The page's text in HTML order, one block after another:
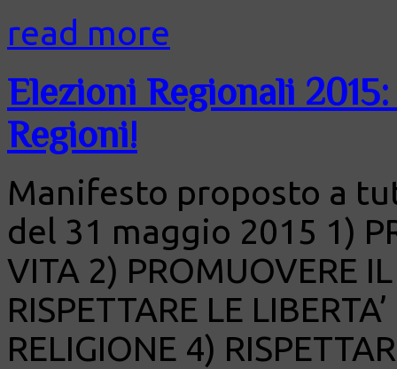
read more
Elezioni Regionali
Regioni!
Manifesto proposto a
del 31 maggio 2015 1)
VITA 2) PROMUOVERE
RISPETTARE LE
RELIGIONE 4)